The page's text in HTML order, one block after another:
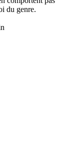
du genre.